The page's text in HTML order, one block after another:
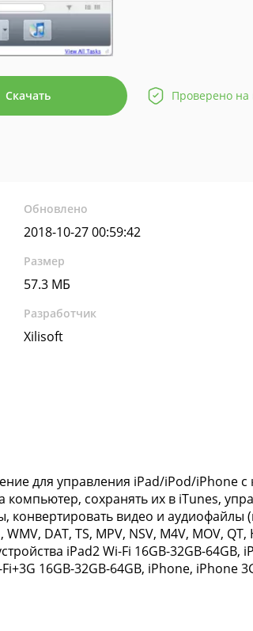
Скачать Проверено на
Обновлено
2018-10-27 00:59:42
Размер
57.3 МБ
Разработчик
Xilisoft
для управления iPad/iPod/iPhone
компьютер, сохранять их в iTunes,
конвертировать видео и
WMV, DAT, TS, MPV, NSV, M4V, MOV,
iPad2 Wi-Fi 16GB-32GB-64GB,
16GB-32GB-64GB, iPhone, iPhone